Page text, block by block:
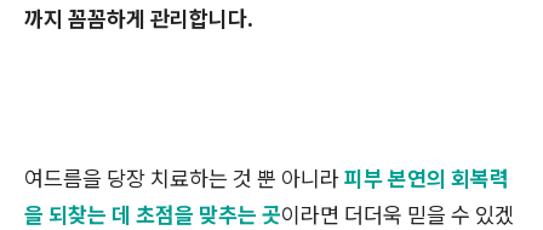
까지 꼼꼼하게 관리합니다.
여드름을 당장 치료하는 것 뿐 아니라피부 본연의 회복력
을 되찾는 데 초점을 맞추는 곳이라면 더더욱 믿을 수 있겠